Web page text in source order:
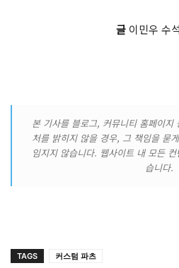
글 이민우 수
본 기사를 블로그, 커뮤니티 홈페이지
처를 밝히지 않을 경우, 그 책임을 묻
임지지 않습니다. 웹사이트 내 모든
습니다.
TAGS 커스텀 파츠